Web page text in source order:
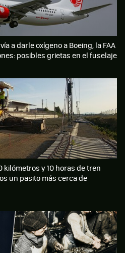
a darle oxígeno a Boeing, la FAA
posibles grietas en el fuselaje
kilómetros y 10 horas de tren
un pasito más cerca de